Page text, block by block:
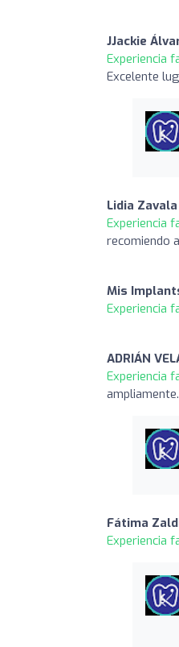
JJackie
Experiencia
Excelente
Lidia Zavala
Experiencia
recomiendo
Mis
Experiencia
ADRIÁN
Experiencia
Fátima
Experiencia